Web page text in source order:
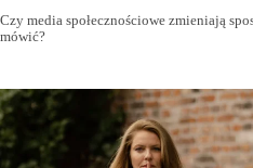
Czy media społecznościowe zmieniają
mówić?